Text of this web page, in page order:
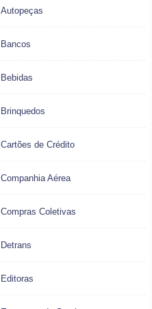
Autopeças
Bancos
Bebidas
Brinquedos
Cartões de Crédito
Companhia Aérea
Compras Coletivas
Detrans
Editoras